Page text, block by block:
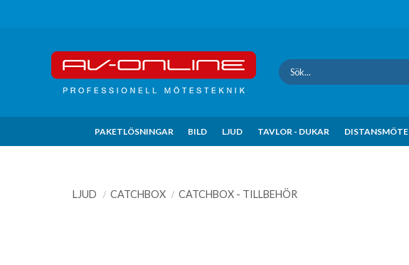
PAKETLÖSNINGAR BILD LJUD TAVLOR - DUKAR DISTANSMÖTE
LJUD CATCHBOX CATCHBOX - TILLBEHÖR